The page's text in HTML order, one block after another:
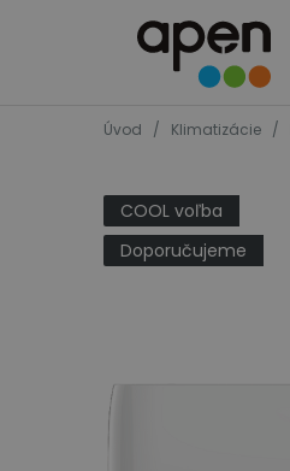
Úvod / Klimatizácie /
COOL voľba
Doporučujeme